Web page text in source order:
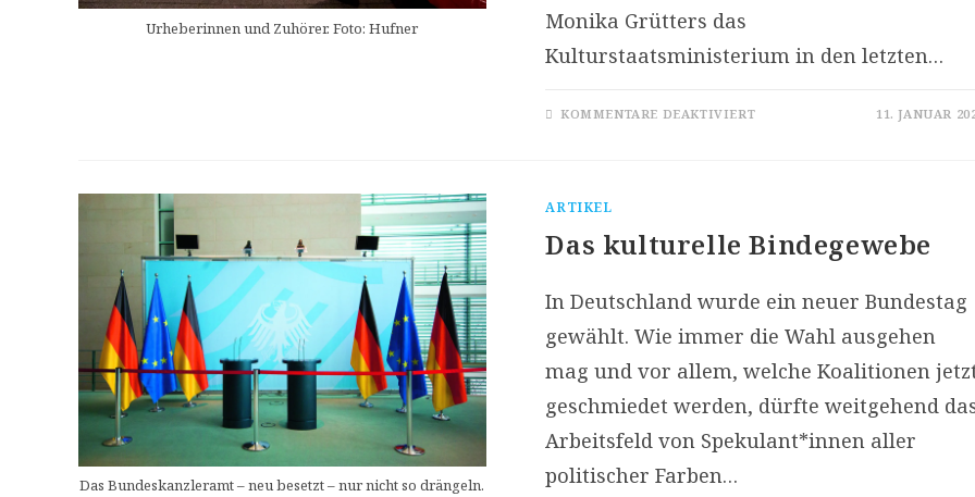
Urheberinnen und Zuhörer. Foto: Hufner
Monika Grütters das
Kulturstaatsministerium in den letzten…
KOMMENTARE DEAKTIVIERTFÜR 11. JANUAR
Das Bundeskanzleramt – neu besetzt – nur nicht so drängeln.
ARTIKEL
Das kulturelle Bindegewebe
In Deutschland wurde ein neuer Bundestag
gewählt. Wie immer die Wahl ausgehen
mag und vor allem, welche Koalitionen
geschmiedet werden, dürfte weitgehend
Arbeitsfeld von Spekulant*innen aller
politischer Farben…